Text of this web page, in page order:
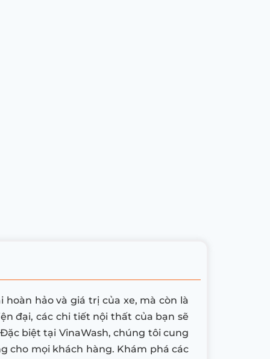
hảo và giá trị của xe, mà còn là
đại, các chi tiết nội thất của bạn sẽ
biệt tại VinaWash, chúng tôi cung
cho mọi khách hàng. Khám phá các